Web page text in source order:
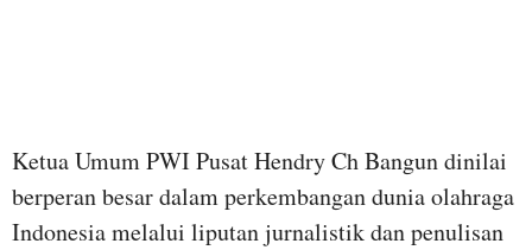
Ketua Umum PWI Pusat Hendry Ch Bangun dinilai
berperan besar dalam perkembangan dunia olahraga
Indonesia melalui liputan jurnalistik dan penulisan